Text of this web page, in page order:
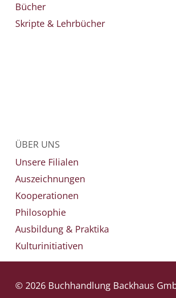
Bücher
Skripte & Lehrbücher
ÜBER UNS
Unsere Filialen
Auszeichnungen
Kooperationen
Philosophie
Ausbildung & Praktika
Kulturinitiativen
© 2026 Buchhandlung Backhaus